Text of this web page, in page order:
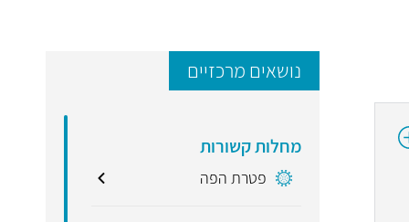
נושאים מרכזיים
מחלות קשורות
פטרת הפה